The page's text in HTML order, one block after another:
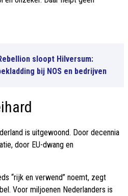
sloopt Hilversum:
bij NOS en bedrijven
is uitgewoond. Door decennia
door EU-dwang en
“rijk en verwend” noemt, zegt
Voor miljoenen Nederlanders is